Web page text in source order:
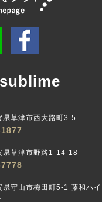
草津市西大路町3-5
草津市野路1-14-18
守山市梅田町5-1 藤和ハイ